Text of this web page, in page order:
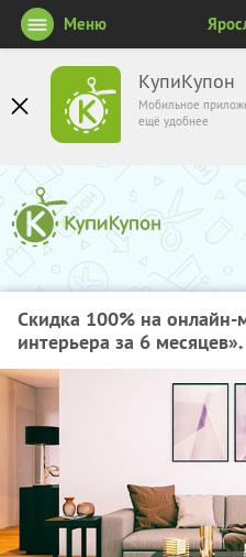
КупиКупон
Мобильное
ещё удобнее
Меню
Скидка 100% на
интерьера за 6